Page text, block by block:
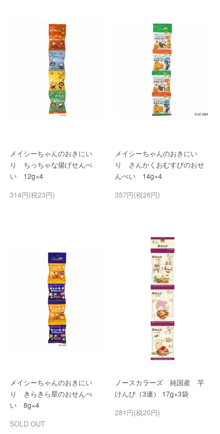
メイシーちゃんのおきにい
り ちっちゃな揚げせんべ
い 12g×4
314円(税23円)
メイシーちゃんのおきにい
り さんかくおむすびのおせ
んべい 14g×4
357円(税26円)
メイシーちゃんのおきにい
り きらきら星のおせんべ
い 8g×4
SOLD OUT
ノースカラーズ 純国産 芋
けんぴ（3連） 17g×3袋
281円(税20円)